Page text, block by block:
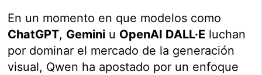
En un momento en que modelos como
ChatGPT, Gemini u OpenAI DALL·E luchan
por dominar el mercado de la generación
visual, Qwen ha apostado por un enfoque